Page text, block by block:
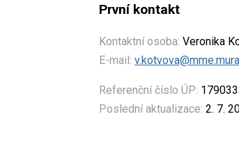
První kontakt
Kontaktní osoba: Veronika
E-mail:
Referenční číslo ÚP:
Poslední aktualizace: 2. 7.